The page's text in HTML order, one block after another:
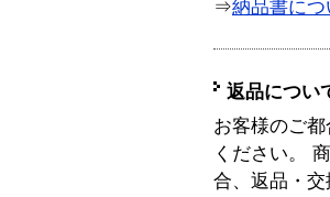
⇒納品書に
返品につい
お客様のご
ください。
合、返品・